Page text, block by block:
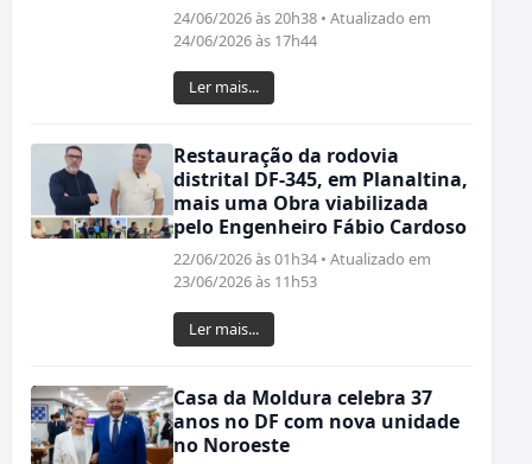
24/06/2026 às 20h38 • Atualizado em
24/06/2026 às 17h44
Ler mais...
Restauração da rodovia
distrital DF-345, em Planaltina,
mais uma Obra viabilizada
pelo Engenheiro Fábio Cardoso
22/06/2026 às 01h34 • Atualizado em
23/06/2026 às 11h53
Ler mais...
Casa da Moldura celebra 37
anos no DF com nova unidade
no Noroeste